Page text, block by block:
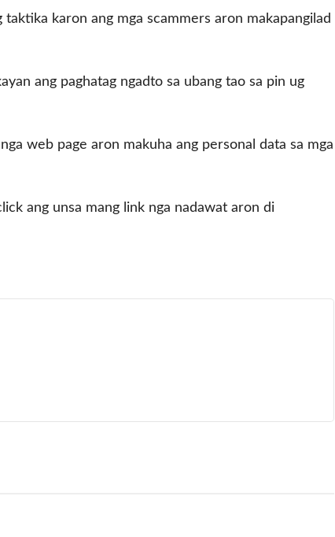
taktika karon ang mga scammers aron makapangilad
ang paghatag ngadto sa ubang tao sa pin ug
web page aron makuha ang personal data sa mga
ang unsa mang link nga nadawat aron di